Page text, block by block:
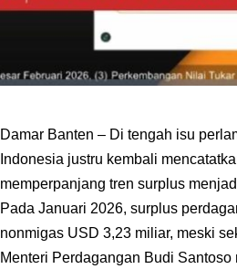
Damar Banten – Di tengah isu
Indonesia justru kembali
memperpanjang tren surplus
Pada Januari 2026, surplus
nonmigas USD 3,23 miliar, meski
Menteri Perdagangan Budi